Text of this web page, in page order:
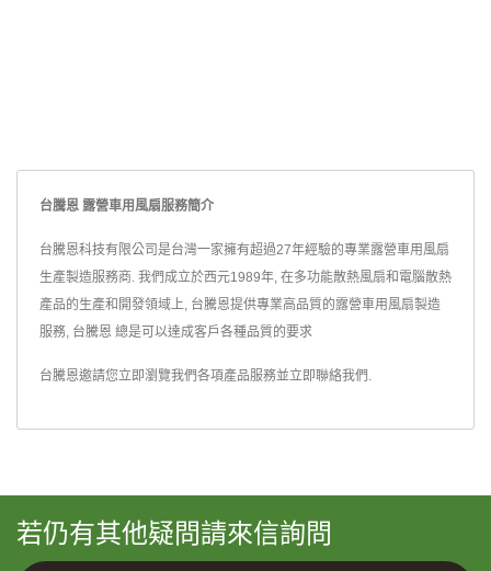
台騰恩 露營車用風扇服務簡介
台騰恩科技有限公司是台灣一家擁有超過27年經驗的專業露營車用風扇
生產製造服務商. 我們成立於西元1989年, 在多功能散熱風扇和電腦散熱
產品的生產和開發領域上, 台騰恩提供專業高品質的露營車用風扇製造
服務, 台騰恩 總是可以達成客戶各種品質的要求
台騰恩邀請您立即瀏覽我們各項產品服務並立即聯絡我們
若仍有其他疑問請來信詢問